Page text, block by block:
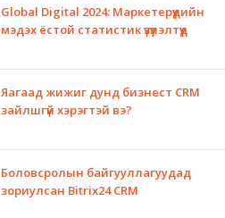
Global Digital 2024: Маркетерүүдийн
мэдэх ёстой статистик үзүүлэлтүүд
Яагаад жижиг дунд бизнест CRM
зайлшгүй хэрэгтэй вэ?
Боловсролын байгууллагуудад
зориулсан Bitrix24 CRM